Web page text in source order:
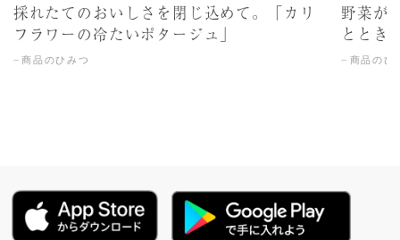
採れたてのおいしさを閉じ込めて。「カリ
フラワーの冷たいポタージュ」
商品のひみつ
野菜が
ととき
商品のひ